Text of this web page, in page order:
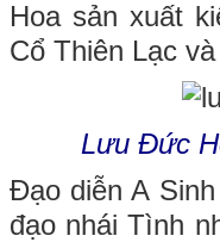
Hoa sản xuất
Cổ Thiên Lạc
Lưu Đức
Đạo diễn A
đạo nhái Tình